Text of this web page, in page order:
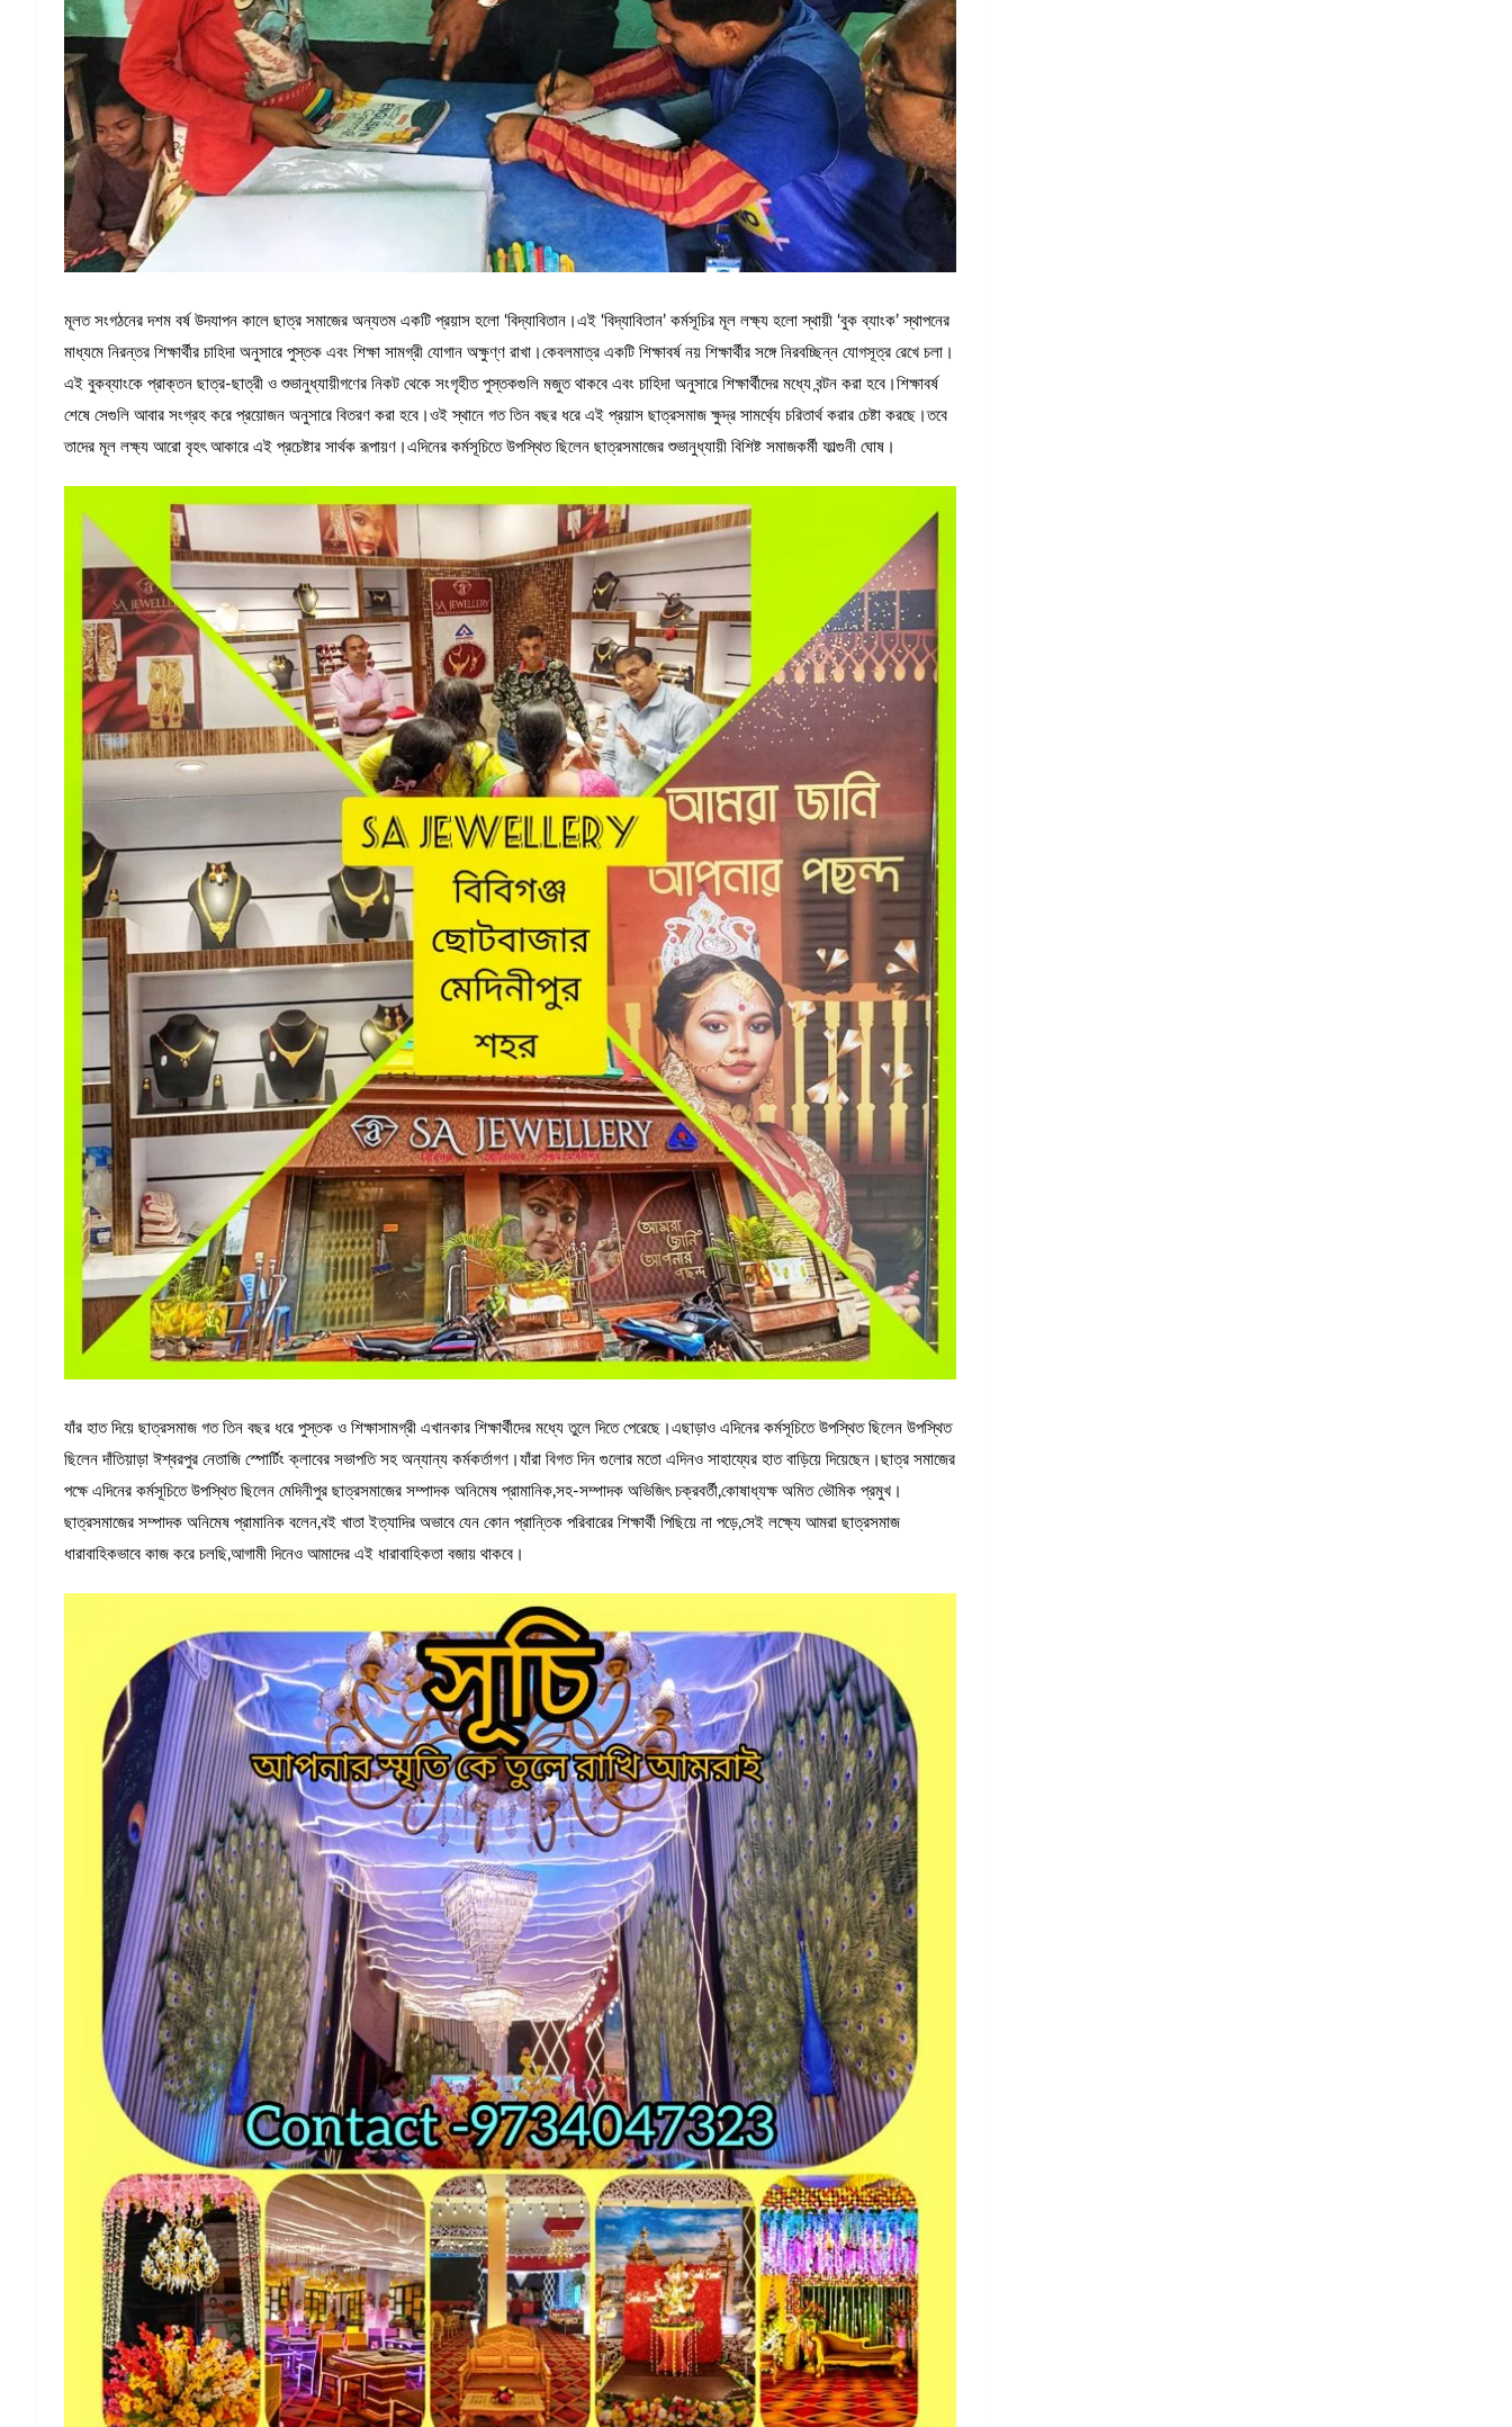
মূলত সংগঠনের দশম বর্ষ উদযাপন কালে ছাত্র সমাজের অন্যতম একটি প্রয়াস হলো ‘বিদ্যাবিতান।এই ‘বিদ্যাবিতান’ কর্মসূচির মূল লক্ষ্য হলো স্থায়ী ‘বুক ব্যাংক’ স্থাপনের
মাধ্যমে নিরন্তর শিক্ষার্থীর চাহিদা অনুসারে পুস্তক এবং শিক্ষা সামগ্রী যোগান অক্ষুণ্ণ রাখা।কেবলমাত্র একটি শিক্ষাবর্ষ নয় শিক্ষার্থীর সঙ্গে নিরবচ্ছিন্ন যোগসূত্র রেখে চলা।
এই বুকব্যাংকে প্রাক্তন ছাত্র-ছাত্রী ও শুভানুধ্যায়ীগণের নিকট থেকে সংগৃহীত পুস্তকগুলি মজুত থাকবে এবং চাহিদা অনুসারে শিক্ষার্থীদের মধ্যে বন্টন করা হবে।শিক্ষাবর্ষ
শেষে সেগুলি আবার সংগ্রহ করে প্রয়োজন অনুসারে বিতরণ করা হবে।ওই স্থানে গত তিন বছর ধরে এই প্রয়াস ছাত্রসমাজ ক্ষুদ্র সামর্থ্যে চরিতার্থ করার চেষ্টা করছে।তবে
তাদের মূল লক্ষ্য আরো বৃহৎ আকারে এই প্রচেষ্টার সার্থক রূপায়ণ।এদিনের কর্মসূচিতে উপস্থিত ছিলেন ছাত্রসমাজের শুভানুধ্যায়ী বিশিষ্ট সমাজকর্মী ফাল্গুনী ঘোষ।
যাঁর হাত দিয়ে ছাত্রসমাজ গত তিন বছর ধরে পুস্তক ও শিক্ষাসামগ্রী এখানকার শিক্ষার্থীদের মধ্যে তুলে দিতে পেরেছে।এছাড়াও এদিনের কর্মসূচিতে উপস্থিত ছিলেন উপস্থিত
ছিলেন দাঁতিয়াড়া ঈশ্বরপুর নেতাজি স্পোর্টিং ক্লাবের সভাপতি সহ অন্যান্য কর্মকর্তাগণ।যাঁরা বিগত দিন গুলোর মতো এদিনও সাহায্যের হাত বাড়িয়ে দিয়েছেন।ছাত্র সমাজের
পক্ষে এদিনের কর্মসূচিতে উপস্থিত ছিলেন মেদিনীপুর ছাত্রসমাজের সম্পাদক অনিমেষ প্রামানিক,সহ-সম্পাদক অভিজিৎ চক্রবর্তী,কোষাধ্যক্ষ অমিত ভৌমিক প্রমুখ।
ছাত্রসমাজের সম্পাদক অনিমেষ প্রামানিক বলেন,বই খাতা ইত্যাদির অভাবে যেন কোন প্রান্তিক পরিবারের শিক্ষার্থী পিছিয়ে না পড়ে,সেই লক্ষ্যে আমরা ছাত্রসমাজ
ধারাবাহিকভাবে কাজ করে চলছি,আগামী দিনেও আমাদের এই ধারাবাহিকতা বজায় থাকবে।